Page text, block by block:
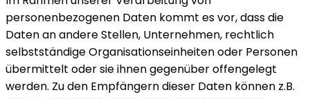
personenbezogenen Daten kommt es vor, dass die
Daten an andere Stellen, Unternehmen, rechtlich
selbstständige Organisationseinheiten oder Personen
übermittelt oder sie ihnen gegenüber offengelegt
werden. Zu den Empfängern dieser Daten können z.B.